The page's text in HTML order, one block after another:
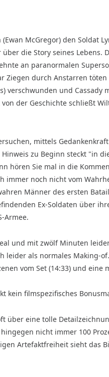
McGregor) den Soldat
die Story seines Lebens.
an paranormalen
Ziegen durch Anstarren
verschwunden und Cassady
von der Geschichte schließt
mittels
zu Beginn steckt "in
hören Sie mal in die
immer noch nicht vom
Männer des ersten
Ex-Soldaten über
Armee.
und mit zwölf Minuten
leider als normales Making-
vom Set (14:33) und
kein filmspezifisches
über eine tolle
nicht immer 100
Artefaktfreiheit sieht das